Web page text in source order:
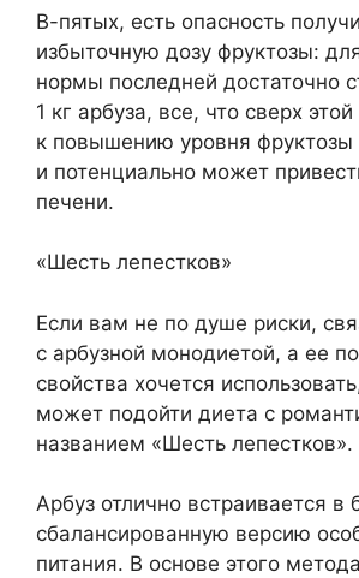
В-пятых, есть опасность
избыточную дозу фруктозы:
нормы последней достаточно
1 кг арбуза, все, что сверх
к повышению уровня фруктозы
и потенциально может
печени.
«Шесть лепестков»
Если вам не по душе риски,
с арбузной монодиетой, а ее
свойства хочется
может подойти диета с
названием «Шесть лепестков».
Арбуз отлично встраивается в
сбалансированную версию
питания. В основе этого